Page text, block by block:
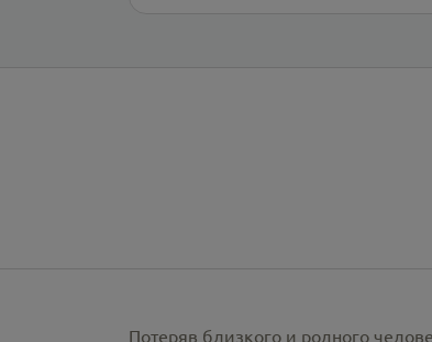
Потеряв близкого и родного